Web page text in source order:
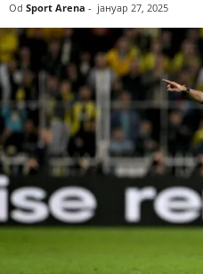
Od Sport Arena - јануар 27, 2025